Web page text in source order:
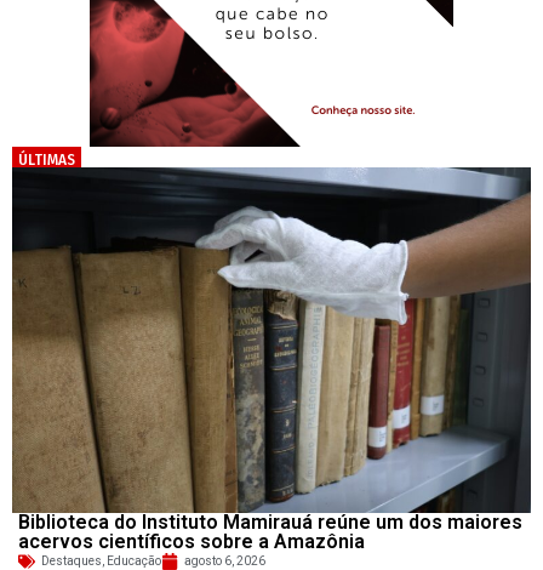
ÚLTIMAS
Biblioteca do Instituto Mamirauá reúne um dos maiores
acervos científicos sobre a Amazônia
Destaques, Educação agosto 6, 2026